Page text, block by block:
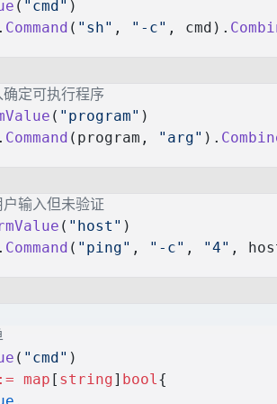
( "cmd" )
Command ( "sh" , "-c" , cmd).
定可执行程序
( "program" )
Command (program, "arg" ).
输入但未验证
( "host" )
Command ( "ping" , "-c" , "4" ,
( "cmd" )
:= map [ string] bool{